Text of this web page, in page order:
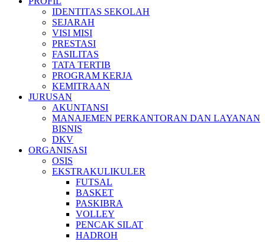
IDENTITAS SEKOLAH
SEJARAH
VISI MISI
PRESTASI
FASILITAS
TATA TERTIB
PROGRAM KERJA
KEMITRAAN
JURUSAN
AKUNTANSI
MANAJEMEN PERKANTORAN DAN LAYANAN
BISNIS
DKV
ORGANISASI
OSIS
EKSTRAKULIKULER
FUTSAL
BASKET
PASKIBRA
VOLLEY
PENCAK SILAT
HADROH